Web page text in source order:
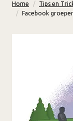
Home
Tips en
Facebook